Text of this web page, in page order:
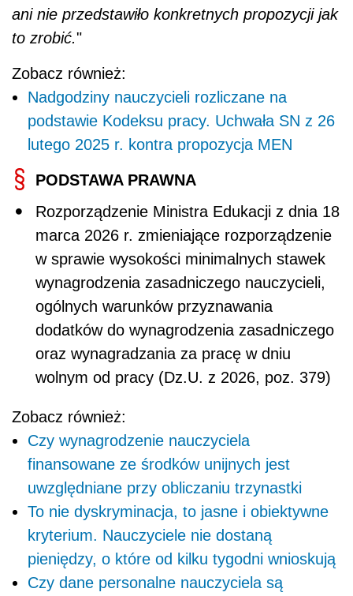
ani nie przedstawiło konkretnych propozycji jak
to zrobić."
Zobacz również:
Nadgodziny nauczycieli rozliczane na
podstawie Kodeksu pracy. Uchwała SN z 26
lutego 2025 r. kontra propozycja MEN
PODSTAWA PRAWNA
Rozporządzenie Ministra Edukacji z dnia 18
marca 2026 r. zmieniające rozporządzenie
w sprawie wysokości minimalnych stawek
wynagrodzenia zasadniczego nauczycieli,
ogólnych warunków przyznawania
dodatków do wynagrodzenia zasadniczego
oraz wynagradzania za pracę w dniu
wolnym od pracy (Dz.U. z 2026, poz. 379)
Zobacz również:
Czy wynagrodzenie nauczyciela
finansowane ze środków unijnych jest
uwzględniane przy obliczaniu trzynastki
To nie dyskryminacja, to jasne i obiektywne
kryterium. Nauczyciele nie dostaną
pieniędzy, o które od kilku tygodni wnioskują
Czy dane personalne nauczyciela są